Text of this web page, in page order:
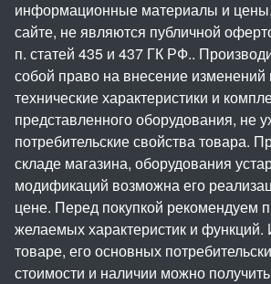
информационные материалы и
сайте, не являются публичной
п. статей 435 и 437 ГК РФ..
собой право на внесение изменений
технические характеристики и
представленного оборудования, не
потребительские свойства товара.
складе магазина, оборудования
модификаций возможна его
цене. Перед покупкой рекомендуем
желаемых характеристик и
товаре, его основных
стоимости и наличии можно